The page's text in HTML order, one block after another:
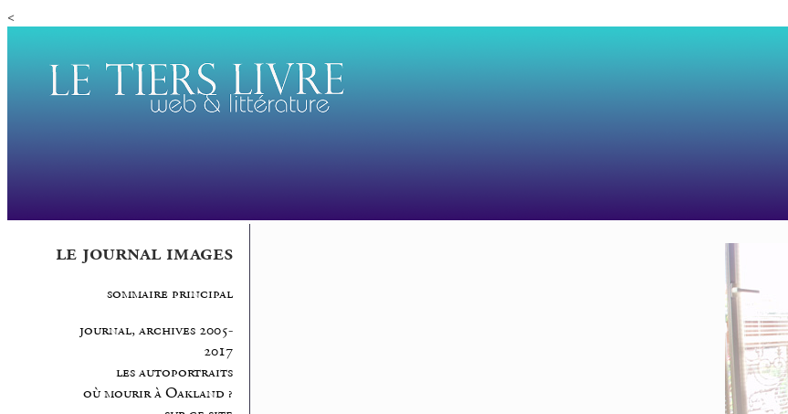
<
le journal images
sommaire principal
journal, archives 2005-
2017
les autoportraits
où mourir à Oakland ?